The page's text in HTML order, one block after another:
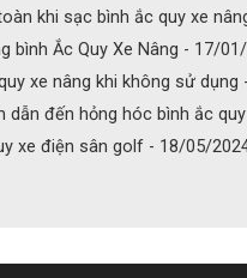
khi sạc bình ắc quy xe
bình Ắc Quy Xe Nâng - 17/
xe nâng khi không sử
dẫn đến hỏng hóc bình ắc
xe điện sân golf - 18/05/